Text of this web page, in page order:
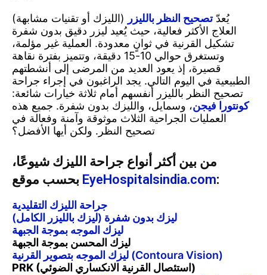
يُعدّتصحيح النظر بالليزر (الليزك أو تقنيات مشابهة)
العلاج الأكثر فعالية، حيث يُعيد ليزر دقيق بدون شفرة
تشكيل القرنية في ثوانٍ معدودة. العملية غير مؤلمة،
وتستغرق حوالي 10-15 دقيقة، وتتميز بفترة نقاهة
قصيرة، إذ يعود العديد من المرضى إلى أنشطتهم
الطبيعية في اليوم التالي. يجد الراغبون في إجراء جراحة
تصحيح النظر بالليزر أنفسهم أمام ثلاثة خيارات شائعة:
كونتورا فيجن، وسمايل، والليزك بدون شفرة. جميع هذه
العمليات الجراحية الثلاث موثوقة وآمنة وفعالة في
تصحيح النظر. ولكن أيها الأفضل؟
من بين أكثر أنواع جراحة الليزك شيوعًا،
EyeHospitalsindia.com:
جراحة الليزك التقليدية
ليزك بدون شفرة (ليزك بالليزر الكامل)
ليزك الموجه بموجة الجبهة
ليزك المحسن بموجة الجبهة
ليزك الموجه بتصوير القرنية (Contoura Vision)
PRK (استئصال القرنية الانكساري الضوئي)